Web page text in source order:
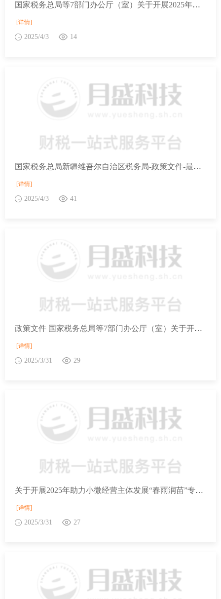
国家税务总局等7部门办公厅（室）关于开展2025年助力小微经营主体发展“春雨润苗”专项行动的通知
[详情]
2025/4/3 14
国家税务总局新疆维吾尔自治区税务局-政策文件-最新文件-国家税务总局等7部门办公厅（室）关于开展2025年助力小微经营主体发展“春雨润苗”专项行动的通知
[详情]
2025/4/3 41
政策文件 国家税务总局等7部门办公厅（室）关于开展2025年助力小微经营主体发展“春雨润苗”专项行动的通知
[详情]
2025/3/31 29
关于开展2025年助力小微经营主体发展“春雨润苗”专项行动的通知
[详情]
2025/3/31 27